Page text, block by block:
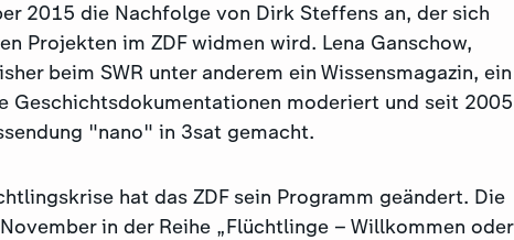
2015 die Nachfolge von Dirk Steffens an, der sich
Projekten im ZDF widmen wird. Lena Ganschow,
beim SWR unter anderem ein Wissensmagazin, ein
Geschichtsdokumentationen moderiert und seit 2005
"nano" in 3sat gemacht.
hat das ZDF sein Programm geändert. Die
in der Reihe „Flüchtlinge – Willkommen oder